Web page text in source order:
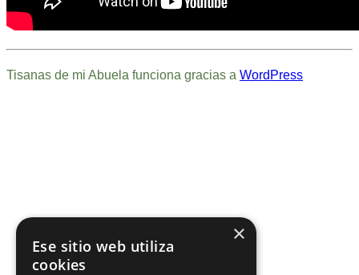
Tisanas de mi Abuela funciona gracias a WordPress
×
Ese sitio web utiliza
cookies